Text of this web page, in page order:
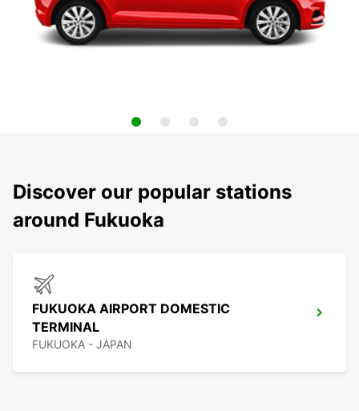
Discover our popular stations
around Fukuoka
FUKUOKA AIRPORT DOMESTIC
TERMINAL
FUKUOKA - JAPAN